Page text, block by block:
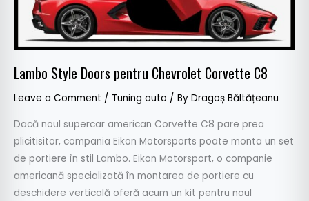
Lambo Style Doors pentru Chevrolet Corvette C8
Leave a Comment / Tuning auto / By Dragoș Băltățeanu
Dacă noul supercar american Corvette C8 pare prea
plicitisitor, compania Eikon Motorsports poate monta un set
de portiere în stil Lambo. Eikon Motorsport, o companie
americană specializată în montarea de portiere cu
deschidere verticală oferă acum un kit pentru noul
Chevrolet
Corvette
C8